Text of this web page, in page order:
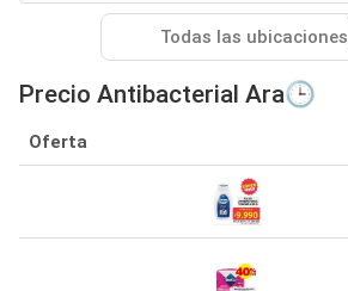
Todas las ubicaciones
Precio Antibacterial Ara🕒
Oferta